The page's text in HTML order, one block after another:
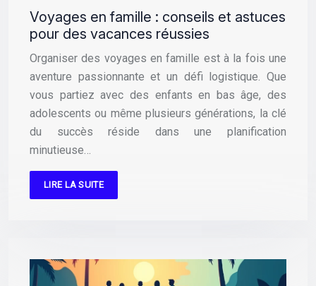
Voyages en famille : conseils et astuces
pour des vacances réussies
Organiser des voyages en famille est à la fois une
aventure passionnante et un défi logistique. Que
vous partiez avec des enfants en bas âge, des
adolescents ou même plusieurs générations, la clé
du succès réside dans une planification
minutieuse…
LIRE LA SUITE